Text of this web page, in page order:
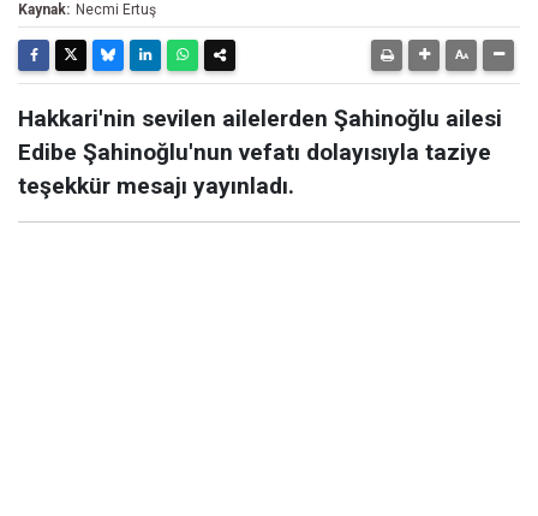
Kaynak: Necmi Ertuş
Hakkari'nin sevilen ailelerden Şahinoğlu ailesi
Edibe Şahinoğlu'nun vefatı dolayısıyla taziye
teşekkür mesajı yayınladı.